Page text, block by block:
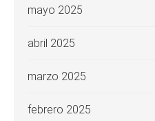
mayo 2025
abril 2025
marzo 2025
febrero 2025